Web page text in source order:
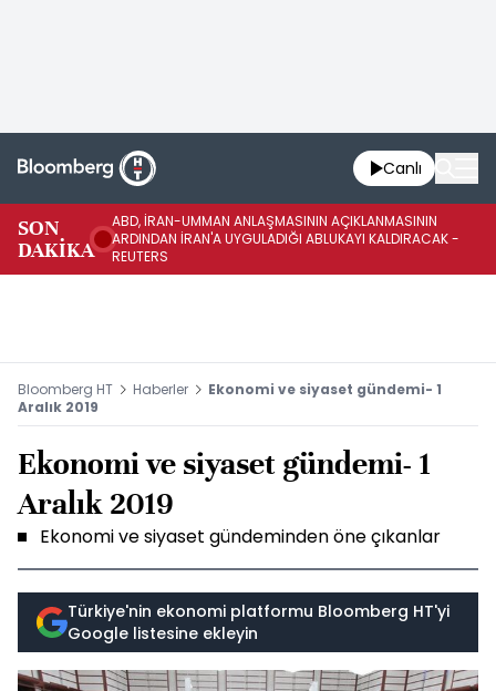
Canlı
SON
DAKİKA
ABD, İRAN-UMMAN ANLAŞMASININ AÇIKLANMASININ
ARDINDAN İRAN'A UYGULADIĞI ABLUKAYI KALDIRACAK -
REUTERS
Bloomberg HT Haberler
Ekonomi ve siyaset gündemi- 1
Aralık 2019
Ekonomi ve siyaset gündemi- 1
Aralık 2019
Ekonomi ve siyaset gündeminden öne çıkanlar
Türkiye'nin ekonomi platformu Bloomberg HT'yi
Google listesine ekleyin